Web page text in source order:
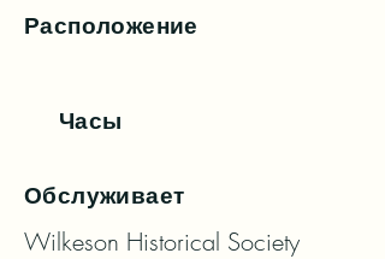
Расположение
Часы
Обслуживает
Wilkeson Historical Society